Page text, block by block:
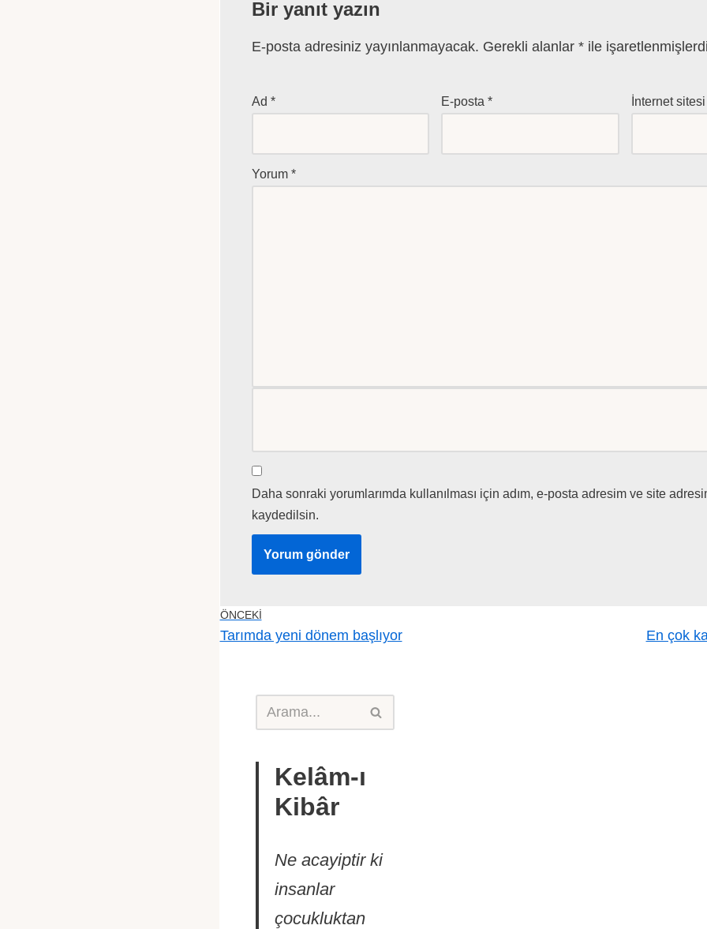
Bir yanıt yazın
E-posta adresiniz yayınlanmayacak. Gerekli alanlar *ile
Ad * E-posta* İnternet sitesi
Yorum *
Daha sonraki yorumlarımda kullanılması için adım, e-posta adresim ve site
kaydedilsin.
ÖNCEKI
Tarımda yeni dönem başlıyor En çok
Kelâm-ı
Kibâr
Ne acayiptir ki
insanlar
çocukluktan